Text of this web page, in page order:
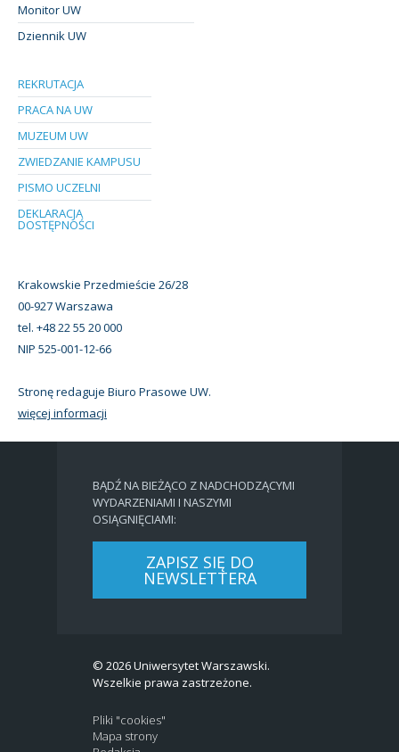
Monitor UW
Dziennik UW
REKRUTACJA
PRACA NA UW
MUZEUM UW
ZWIEDZANIE KAMPUSU
PISMO UCZELNI
DEKLARACJA
DOSTĘPNOŚCI
Krakowskie Przedmieście 26/28
00-927 Warszawa
tel. +48 22 55 20 000
NIP 525-001-12-66
Stronę redaguje Biuro Prasowe UW.
więcej informacji
BĄDŹ NA BIEŻĄCO Z NADCHODZĄCYMI
WYDARZENIAMI I NASZYMI
OSIĄGNIĘCIAMI:
ZAPISZ SIĘ DO
NEWSLETTERA
© 2026 Uniwersytet Warszawski.
Wszelkie prawa zastrzeżone.
Pliki "cookies"
Mapa strony